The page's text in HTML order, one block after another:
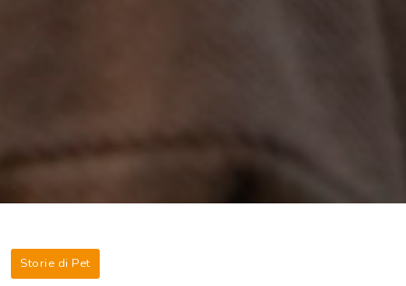
Storie di Pet